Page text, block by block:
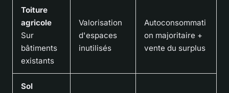
Toiture
agricole
Sur
bâtiments
existants
Valorisation
d'espaces
inutilisés
Autoconsommati
on majoritaire +
vente du surplus
Sol